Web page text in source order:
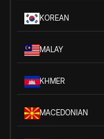
KOREAN
MALAY
KHMER
MACEDONIAN